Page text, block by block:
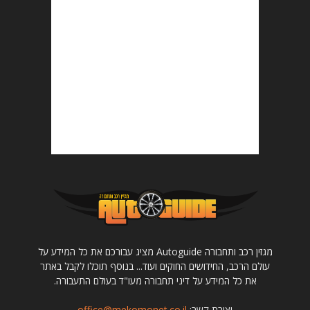
מגזין רכב ותחבורה Autoguide מציג עבורכם את כל המידע על
עולם הרכב, החידושים החוקים ועוד... בנוסף תוכלו לקבל באתר
את כל המידע על דיני תחבורה מעו"ד בעולם התעבורה.